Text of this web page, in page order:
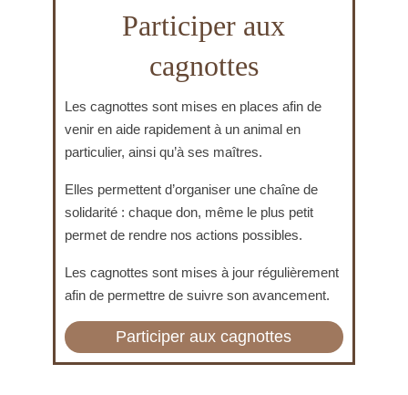
Participer aux
cagnottes
Les cagnottes sont mises en places afin de
venir en aide rapidement à un animal en
particulier, ainsi qu’à ses maîtres.
Elles permettent d’organiser une chaîne de
solidarité : chaque don, même le plus petit
permet de rendre nos actions possibles.
Les cagnottes sont mises à jour régulièrement
afin de permettre de suivre son avancement.
Participer aux cagnottes